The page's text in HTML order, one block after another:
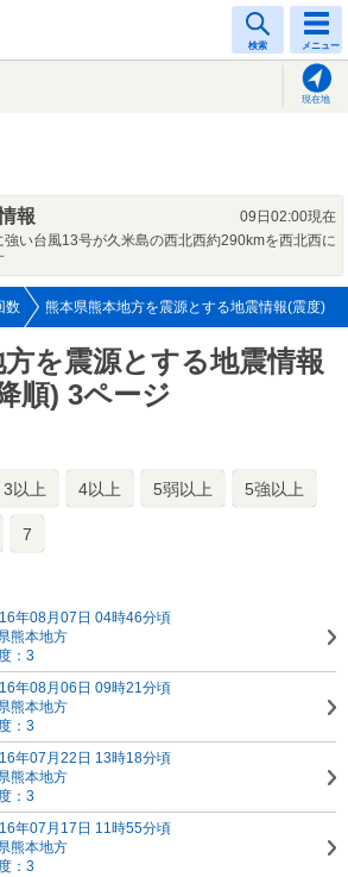
検索 メニュー
現在地
報
09日02:00現在
強い台風13号が久米島の西北西約290kmを西北西に
数 熊本県熊本地方を震源とする地震情報(震度)
を震源とする地震情報
順) 3ページ
3以上 4以上 5弱以上 5強以上
7
年08月07日 04時46分頃
熊本地方
：3
年08月06日 09時21分頃
熊本地方
：3
年07月22日 13時18分頃
熊本地方
：3
年07月17日 11時55分頃
熊本地方
：3